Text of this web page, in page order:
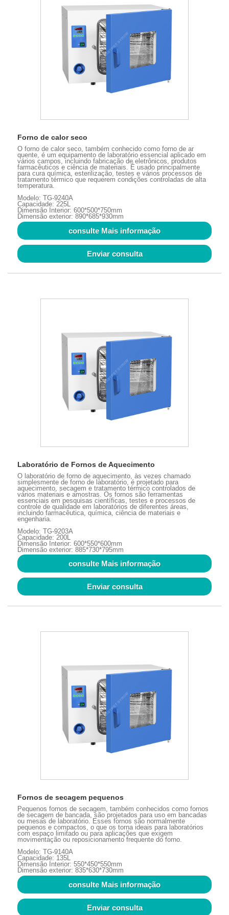
Forno de calor seco
O forno de calor seco, também conhecido como forno de ar
quente, é um equipamento de laboratório essencial aplicado em
vários campos, incluindo fabricação de eletrônicos, produtos
farmacêuticos e ciência de materiais. É usado principalmente
para cura química, esterilização, testes e vários processos de
tratamento térmico que requerem condições controladas de alta
temperatura.
Modelo: TG-9240A
Capacidade: 225L
Dimensão Interior: 600*500*750mm
Dimensão exterior: 890*685*930mm
consulte Mais informação
Enviar consulta
Laboratório de Fornos de Aquecimento
O laboratório de forno de aquecimento, às vezes chamado
simplesmente de forno de laboratório, é projetado para
aquecimento, secagem e tratamento térmico controlados de
vários materiais e amostras. Os fornos são ferramentas
essenciais em pesquisas científicas, testes e processos de
controle de qualidade em laboratórios de diferentes áreas,
incluindo farmacêutica, química, ciência de materiais e
engenharia.
Modelo: TG-9203A
Capacidade: 200L
Dimensão Interior: 600*550*600mm
Dimensão exterior: 885*730*795mm
consulte Mais informação
Enviar consulta
Fornos de secagem pequenos
Pequenos fornos de secagem, também conhecidos como fornos
de secagem de bancada, são projetados para uso em bancadas
ou mesas de laboratório. Esses fornos são normalmente
pequenos e compactos, o que os torna ideais para laboratórios
com espaço limitado ou para aplicações que exigem
movimentação ou reposicionamento frequente do forno.
Modelo: TG-9140A
Capacidade: 135L
Dimensão Interior: 550*450*550mm
Dimensão exterior: 835*630*730mm
consulte Mais informação
Enviar consulta